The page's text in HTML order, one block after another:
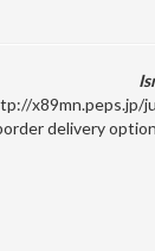
x89mn.peps.jp/
delivery